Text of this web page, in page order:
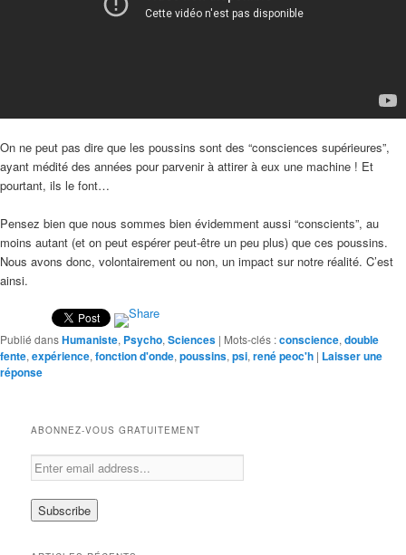
On ne peut pas dire que les poussins sont des “consciences supérieures”,
ayant médité des années pour parvenir à attirer à eux une machine ! Et
pourtant, ils le font…
Pensez bien que nous sommes bien évidemment aussi “conscients”, au
moins autant (et on peut espérer peut-être un peu plus) que ces poussins.
Nous avons donc, volontairement ou non, un impact sur notre réalité. C’est
ainsi.
Publié dansHumaniste, Psycho, Sciences | Mots-clés :conscience, double
fente, expérience, fonction d'onde, poussins, psi, rené peoc'h | Laisser une
réponse
ABONNEZ-VOUS GRATUITEMENT